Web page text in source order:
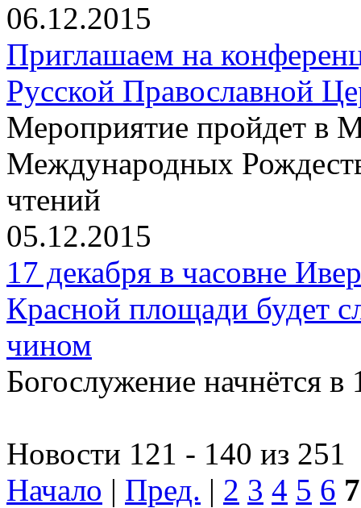
06.12.2015
Приглашаем на
Русской Православной
Мероприятие пройдет в
Международных
чтений
05.12.2015
17 декабря в часовне
Красной площади будет
чином
Богослужение начнётся в
Новости 121 - 140 из 251
Начало | Пред. | 2 3 4 5 6 7